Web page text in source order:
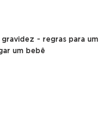
- regras para um
um bebê